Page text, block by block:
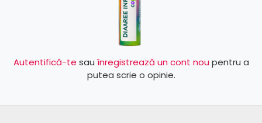
Autentifică-te sau înregistrează un cont nou pentru a
putea scrie o opinie.